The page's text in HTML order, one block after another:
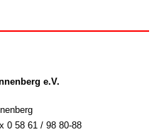
e.V.
0 58 61 / 98 80-88